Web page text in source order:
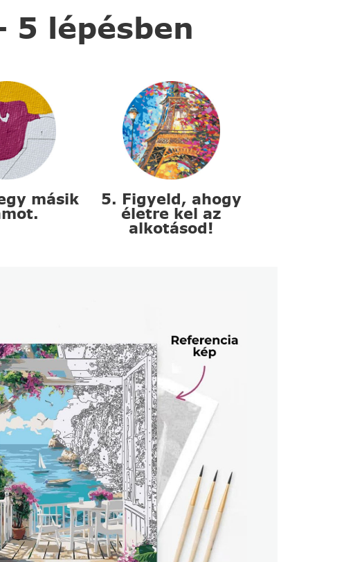
5 lépésben
másik 5. Figyeld, ahogy
életre kel az
alkotásod!